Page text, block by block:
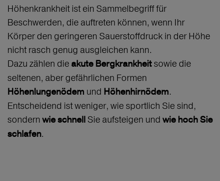
Höhenkrankheit ist ein Sammelbegriff für
Beschwerden, die auftreten können, wenn Ihr
Körper den geringeren Sauerstoffdruck in der Höhe
nicht rasch genug ausgleichen kann.
Dazu zählen dieakute Bergkrankheit sowie die
seltenen, aber gefährlichen Formen
Höhenlungenödem und Höhenhirnödem.
Entscheidend ist weniger, wie sportlich Sie sind,
sondern wie schnell Sie aufsteigen und wie hoch Sie
schlafen.